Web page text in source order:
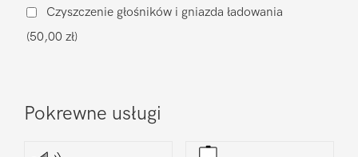
X
Czyszczenie głośników i gniazda ładowania
(50,00 zł)
Pokrewne usługi